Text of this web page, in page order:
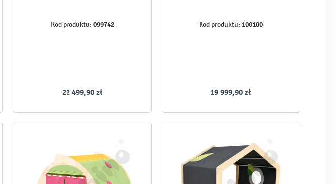
Kod produktu: 099742
22 499,90 zł
Kod produktu: 100100
19 999,90 zł